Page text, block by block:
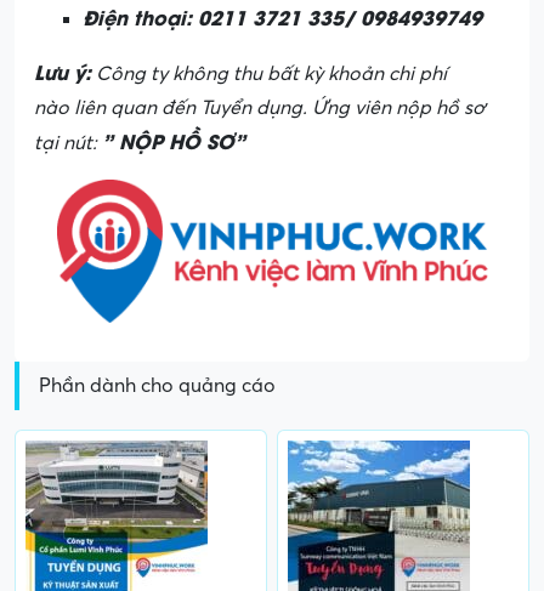
Điện thoại: 0211 3721 335/ 0984939749
Lưu ý:Công ty không thu bất kỳ khoản chi phí
nào liên quan đến Tuyển dụng. Ứng viên nộp hồ sơ
tại nút: ” NỘP HỒ SƠ”
Phần dành cho quảng cáo